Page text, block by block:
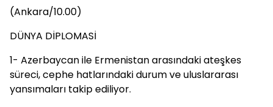
(Ankara/10.00)
DÜNYA DİPLOMASİ
1- Azerbaycan ile Ermenistan arasındaki ateşkes
süreci, cephe hatlarındaki durum ve uluslararası
yansımaları takip ediliyor.